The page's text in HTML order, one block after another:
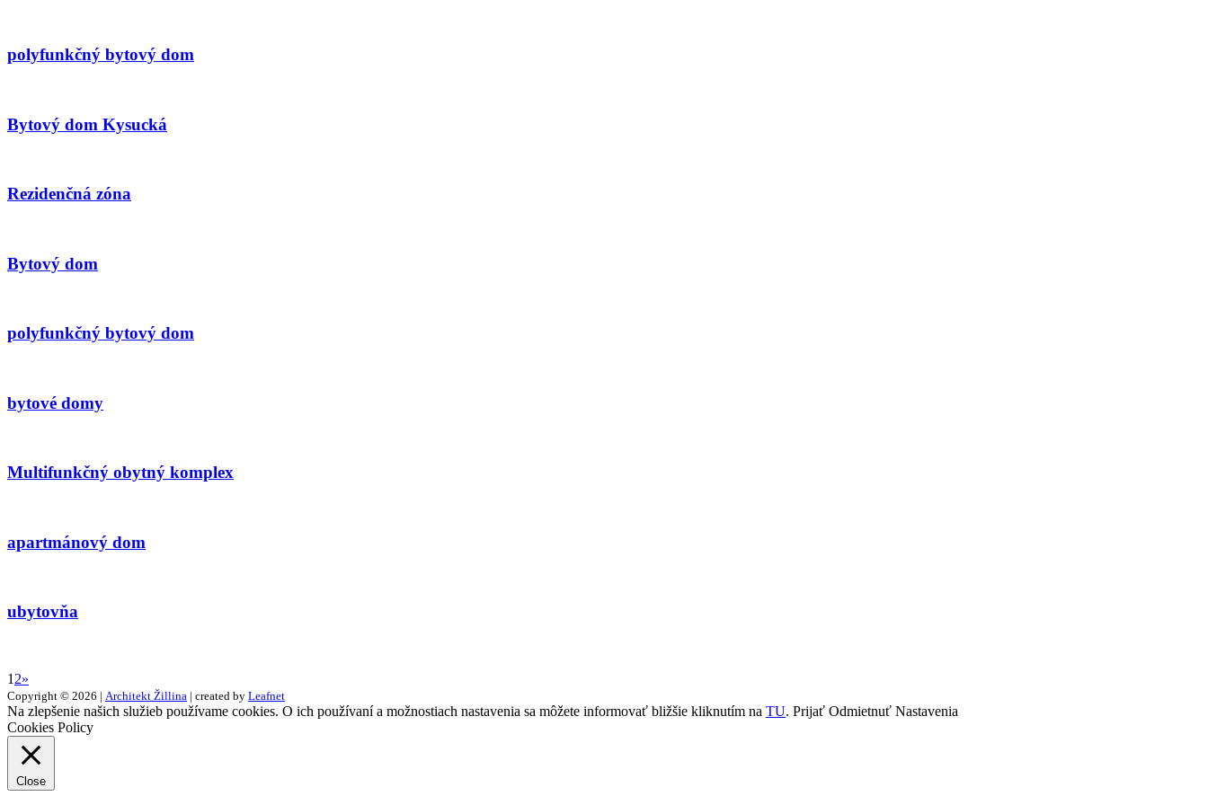
polyfunkčný bytový dom
Bytový dom Kysucká
Rezidenčná zóna
Bytový dom
polyfunkčný bytový dom
bytové domy
Multifunkčný obytný komplex
apartmánový dom
ubytovňa
1 2»
Copyright © 2026 | Architekt Žillina | created by Leafnet
Na zlepšenie našich služieb používame cookies. O ich používaní a možnostiach nastavenia sa môžete informovať bližšie kliknutím na TU. Prijať Odmietnuť Nastavenia
Cookies Policy
Close